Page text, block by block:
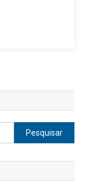
Pesquisar
por: